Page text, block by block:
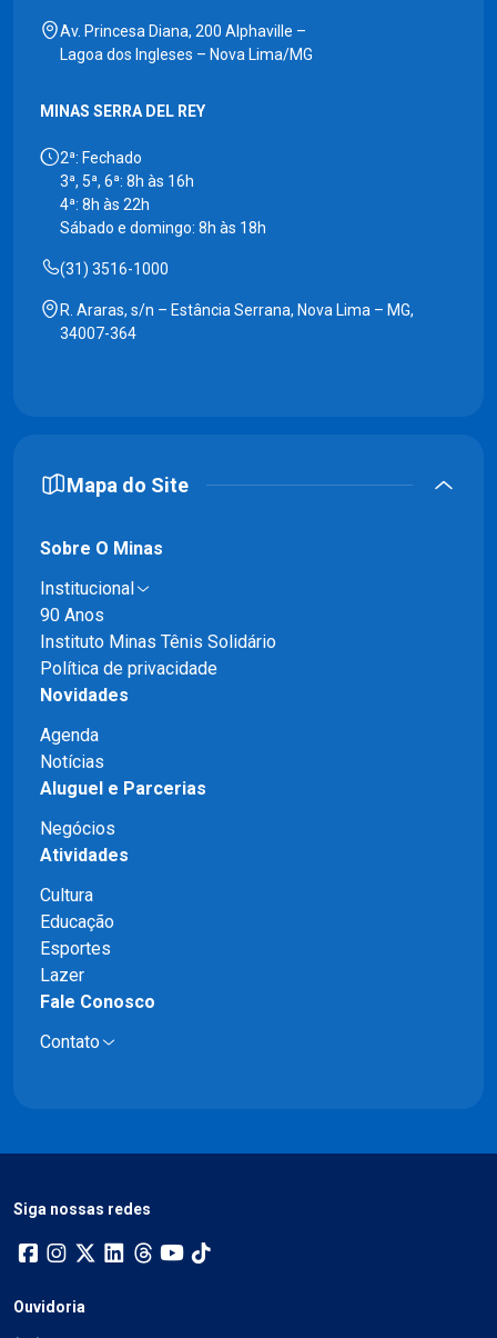
Av. Princesa Diana, 200 Alphaville –
Lagoa dos Ingleses – Nova Lima/MG
MINAS SERRA DEL REY
2ª: Fechado
3ª, 5ª, 6ª: 8h às 16h
4ª: 8h às 22h
Sábado e domingo: 8h às 18h
(31) 3516-1000
R. Araras, s/n – Estância Serrana, Nova Lima – MG,
34007-364
Mapa do Site
Sobre O Minas
Institucional
90 Anos
Instituto Minas Tênis Solidário
Política de privacidade
Novidades
Agenda
Notícias
Aluguel e Parcerias
Negócios
Atividades
Cultura
Educação
Esportes
Lazer
Fale Conosco
Contato
Siga nossas redes
Ouvidoria